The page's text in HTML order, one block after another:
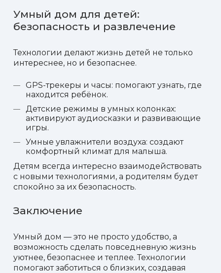
Умный дом для детей:
безопасность и развлечение
Технологии делают жизнь детей не только
интереснее, но и безопаснее.
GPS-трекеры и часы: помогают узнать, где
находится ребёнок.
Детские режимы в умных колонках:
активируют аудиосказки и развивающие
игры.
Умные увлажнители воздуха: создают
комфортный климат для малыша.
Детям всегда интересно взаимодействовать
с новыми технологиями, а родителям будет
спокойно за их безопасность.
Заключение
Умный дом — это не просто удобство, а
возможность сделать повседневную жизнь
уютнее, безопаснее и теплее. Технологии
помогают заботиться о близких, создавая